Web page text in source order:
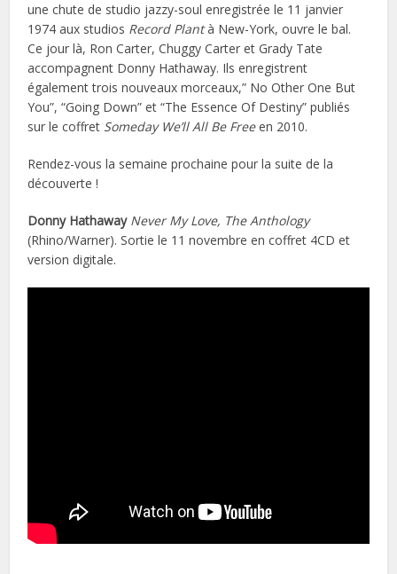
une chute de studio jazzy-soul enregistrée le 11 janvier
1974 aux studios Record Plantà New-York, ouvre le bal.
Ce jour là, Ron Carter, Chuggy Carter et Grady Tate
accompagnent Donny Hathaway. Ils enregistrent
également trois nouveaux morceaux,” No Other One But
You”, “Going Down” et “The Essence Of Destiny” publiés
sur le coffret Someday We’ll All Be Freeen 2010.
Rendez-vous la semaine prochaine pour la suite de la
découverte !
Donny Hathaway Never My Love, The Anthology
(Rhino/Warner). Sortie le 11 novembre en coffret 4CD et
version digitale.